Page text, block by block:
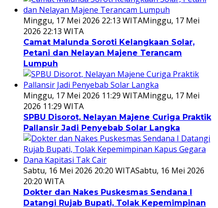
Minggu, 17 Mei 2026 22:13 WITAMinggu, 17 Mei
2026 22:13 WITA
Camat Malunda Soroti Kelangkaan Solar,
Petani dan Nelayan Majene Terancam
Lumpuh
Minggu, 17 Mei 2026 11:29 WITAMinggu, 17 Mei
2026 11:29 WITA
SPBU Disorot, Nelayan Majene Curiga Praktik
Pallansir Jadi Penyebab Solar Langka
Sabtu, 16 Mei 2026 20:20 WITASabtu, 16 Mei 2026
20:20 WITA
Dokter dan Nakes Puskesmas Sendana I
Datangi Rujab Bupati, Tolak Kepemimpinan